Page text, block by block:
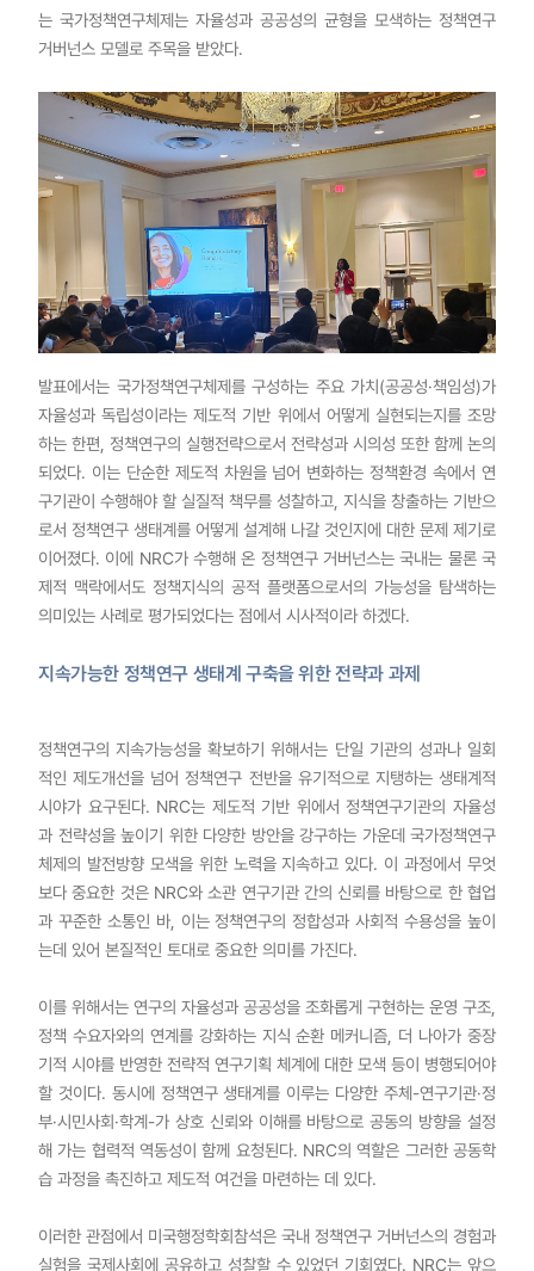
는 국가정책연구체제는 자율성과 공공성의 균형을 모색하는 정책연구
거버넌스 모델로 주목을 받았다.
발표에서는 국가정책연구체제를 구성하는 주요 가치(공공성·책임성)가
자율성과 독립성이라는 제도적 기반 위에서 어떻게 실현되는지를 조망
하는 한편, 정책연구의 실행전략으로서 전략성과 시의성 또한 함께 논의
되었다. 이는 단순한 제도적 차원을 넘어 변화하는 정책환경 속에서 연
구기관이 수행해야 할 실질적 책무를 성찰하고, 지식을 창출하는 기반으
로서 정책연구 생태계를 어떻게 설계해 나갈 것인지에 대한 문제 제기로
이어졌다. 이에 NRC가 수행해 온 정책연구 거버넌스는 국내는 물론 국
제적 맥락에서도 정책지식의 공적 플랫폼으로서의 가능성을 탐색하는
의미있는 사례로 평가되었다는 점에서 시사적이라 하겠다.
지속가능한 정책연구 생태계 구축을 위한 전략과 과제
정책연구의 지속가능성을 확보하기 위해서는 단일 기관의 성과나 일회
적인 제도개선을 넘어 정책연구 전반을 유기적으로 지탱하는 생태계적
시야가 요구된다. NRC는 제도적 기반 위에서 정책연구기관의 자율성
과 전략성을 높이기 위한 다양한 방안을 강구하는 가운데 국가정책연구
체제의 발전방향 모색을 위한 노력을 지속하고 있다. 이 과정에서 무엇
보다 중요한 것은 NRC와 소관 연구기관 간의 신뢰를 바탕으로 한 협업
과 꾸준한 소통인 바, 이는 정책연구의 정합성과 사회적 수용성을 높이
는데 있어 본질적인 토대로 중요한 의미를 가진다.
이를 위해서는 연구의 자율성과 공공성을 조화롭게 구현하는 운영 구조,
정책 수요자와의 연계를 강화하는 지식 순환 메커니즘, 더 나아가 중장
기적 시야를 반영한 전략적 연구기획 체계에 대한 모색 등이 병행되어야
할 것이다. 동시에 정책연구 생태계를 이루는 다양한 주체-연구기관·정
부·시민사회·학계-가 상호 신뢰와 이해를 바탕으로 공동의 방향을 설정
해 가는 협력적 역동성이 함께 요청된다. NRC의 역할은 그러한 공동학
습 과정을 촉진하고 제도적 여건을 마련하는 데 있다.
이러한 관점에서 미국행정학회참석은 국내 정책연구 거버넌스의 경험과
실험을 국제사회에 공유하고 성찰할 수 있었던 기회였다. NRC는 앞으